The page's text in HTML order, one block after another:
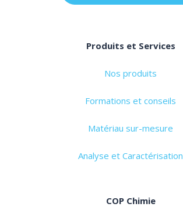
Produits et Services
Nos produits
Formations et conseils
Matériau sur-mesure
Analyse et Caractérisation
COP Chimie